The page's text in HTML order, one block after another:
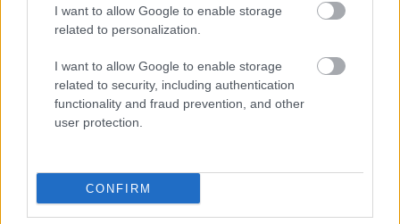
I want to allow Google to enable storage
related to personalization.
I want to allow Google to enable storage
related to security, including authentication
functionality and fraud prevention, and other
user protection.
CONFIRM
Φρούτα, σακχαρώδης διαβήτης και καλοκαίρι